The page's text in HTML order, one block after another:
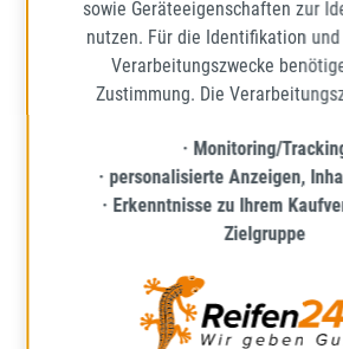
Preise inkl. MwSt. zzgl.
IN DEN WARENKORB
sowie Geräteeigenschaften zur
nutzen. Für die Identifikation
Verarbeitungszwecke
Zustimmung. Die
· Monitoring/
· personalisierte Anzeigen,
· Erkenntnisse zu Ihrem
Zielgruppe